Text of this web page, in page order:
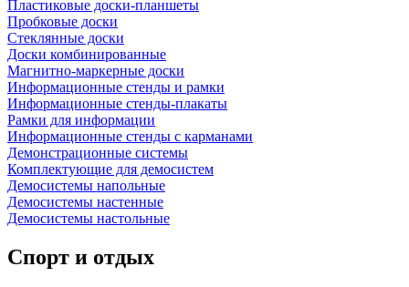
Пластиковые доски-планшеты
Пробковые доски
Стеклянные доски
Доски комбинированные
Магнитно-маркерные доски
Информационные стенды и рамки
Информационные стенды-плакаты
Рамки для информации
Информационные стенды с карманами
Демонстрационные системы
Комплектующие для демосистем
Демосистемы напольные
Демосистемы настенные
Демосистемы настольные
Спорт и отдых